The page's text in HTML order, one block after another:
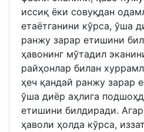
иссиқ ёки совуқдан
етаётганини кўрса, ўша
ранжу зарар етишини
ҳавонинг мўтадил
райҳонлар билан
ҳеч қандай ранжу зарар
ўша диёр аҳлига
етишини билдиради.
ҳаволи ҳолда кўрса,